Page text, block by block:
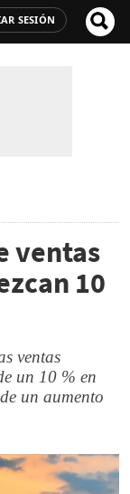
SESIÓN
ventas
10
ventas
un 10 % en
un aumento